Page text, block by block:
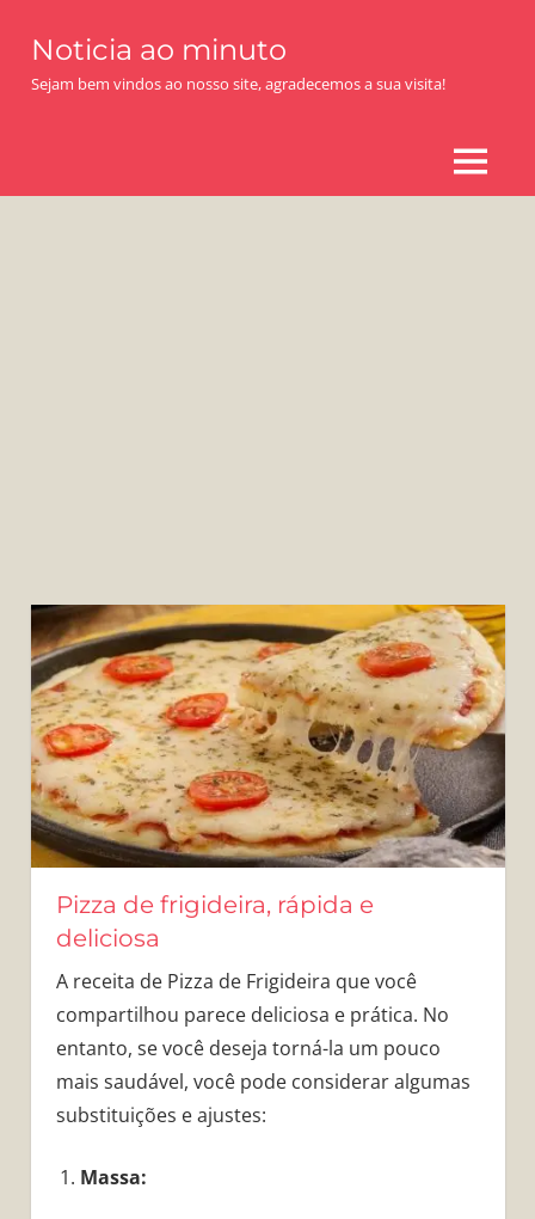
content
Noticia ao minuto
Sejam bem vindos ao nosso site, agradecemos a sua visita!
MENU
Pizza de frigideira, rápida e
deliciosa
A receita de Pizza de Frigideira que você
compartilhou parece deliciosa e prática. No
entanto, se você deseja torná-la um pouco
mais saudável, você pode considerar algumas
substituições e ajustes:
Massa: